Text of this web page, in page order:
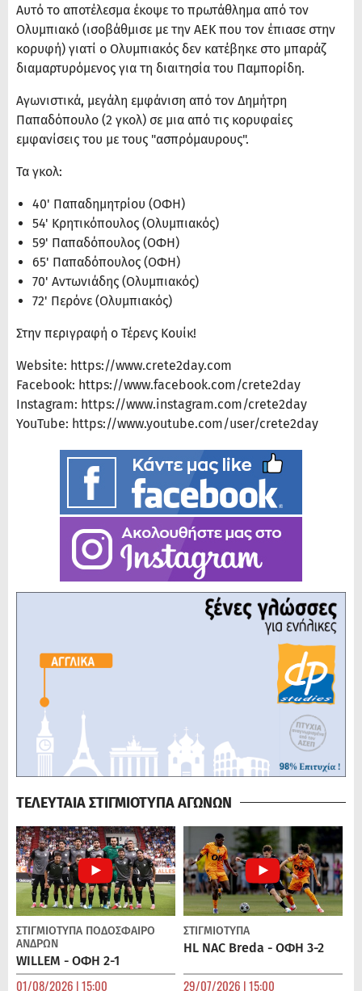
Αυτό το αποτέλεσμα έκοψε το πρωτάθλημα από τον
Ολυμπιακό (ισοβάθμισε με την ΑΕΚ που τον έπιασε στην
κορυφή) γιατί ο Ολυμπιακός δεν κατέβηκε στο μπαράζ
διαμαρτυρόμενος για τη διαιτησία του Παμπορίδη.
Αγωνιστικά, μεγάλη εμφάνιση από τον Δημήτρη
Παπαδόπουλο (2 γκολ) σε μια από τις κορυφαίες
εμφανίσεις του με τους "ασπρόμαυρους".
Τα γκολ:
40' Παπαδημητρίου (ΟΦΗ)
54' Κρητικόπουλος (Ολυμπιακός)
59' Παπαδόπουλος (ΟΦΗ)
65' Παπαδόπουλος (ΟΦΗ)
70' Αντωνιάδης (Ολυμπιακός)
72' Περόνε (Ολυμπιακός)
Στην περιγραφή ο Τέρενς Κουίκ!
Website: https://www.crete2day.com​
Facebook: https://www.facebook.com/crete2day​
Instagram: https://www.instagram.com/crete2day​
YouTube: https://www.youtube.com/user/crete2day​
ΤΕΛΕΥΤΑΙΑ ΣΤΙΓΜΙΟΤΥΠΑ ΑΓΩΝΩΝ
ΣΤΙΓΜΙΟΤΥΠΑ ΠΟΔΌΣΦΑΙΡΟ
ΑΝΔΡΏΝ
WILLEM - ΟΦΗ 2-1
01/08/2026 | 15:00
ΣΤΙΓΜΙΟΤΥΠΑ
HL NAC Breda - ΟΦΗ 3-2
29/07/2026 | 15:00